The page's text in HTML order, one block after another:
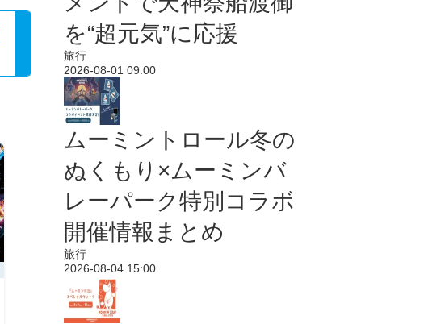
を“超元気”に応援
旅行
2026-08-01 09:00
ムーミントロール冬の
ぬくもり×ムーミンバ
レーパーク特別コラボ
開催情報まとめ
旅行
2026-08-04 15:00